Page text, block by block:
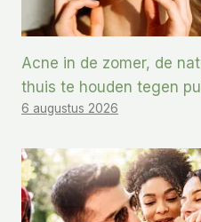
Acne in de zomer, de
thuis te houden tegen
6 augustus 2026